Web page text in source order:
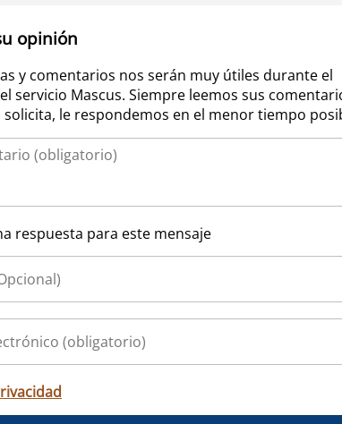
opinión
y comentarios nos serán muy útiles durante el
servicio Mascus. Siempre leemos sus
solicita, le respondemos en el menor tiempo
respuesta para este mensaje